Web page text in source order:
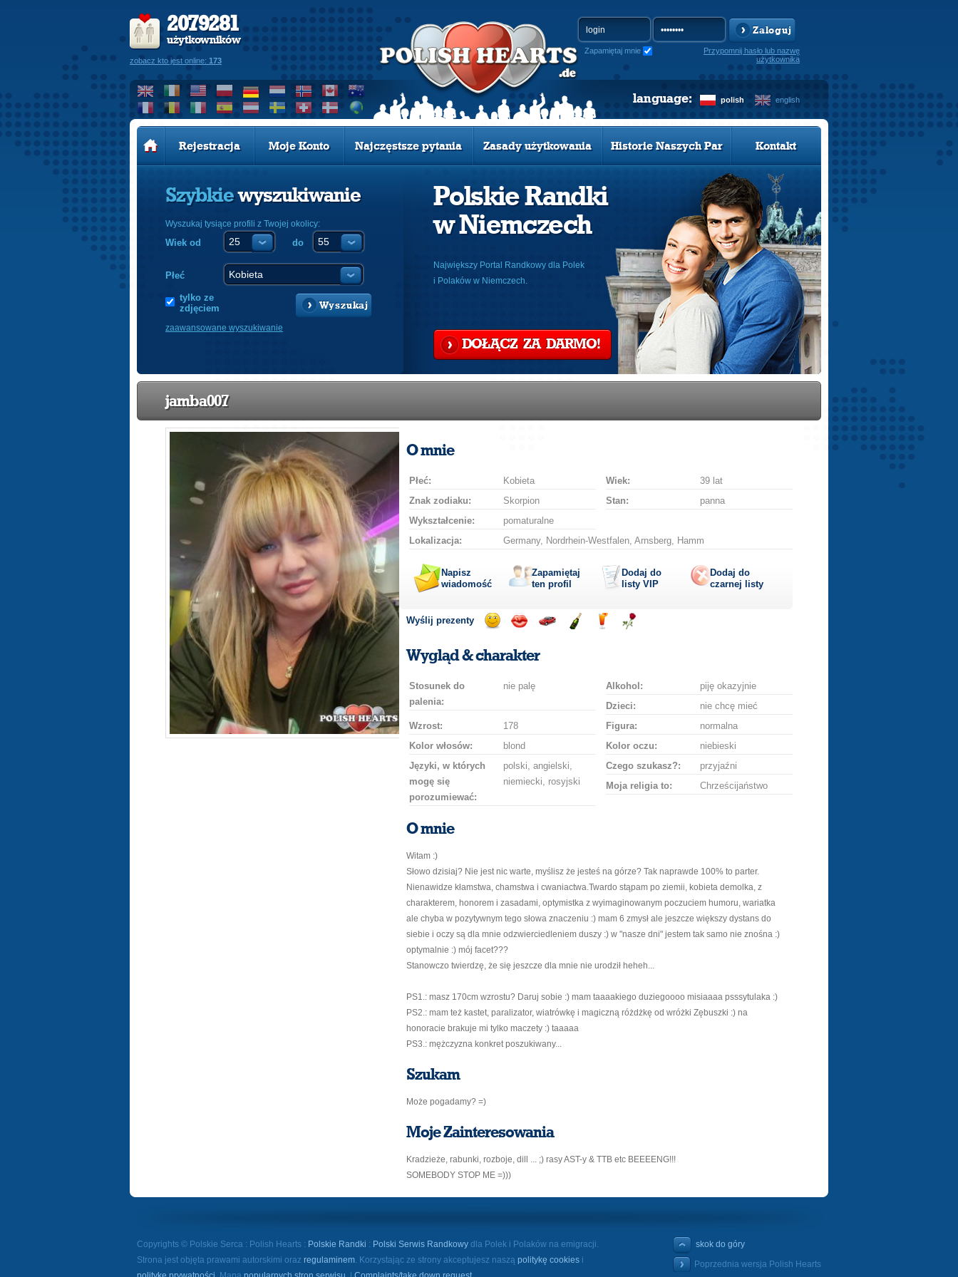
2079281
użytkowników
zobacz kto jest online: 173
Zaloguj
Zapamiętaj mnie
Przypomnij hasło lub nazwę
użytkownika
polish english
language:
Rejestracja Moje Konto Najczęstsze pytania Zasady użytkowania Historie Naszych Par Kontakt
Szybkiewyszukiwanie
Wyszukaj tysiące profili z Twojej okolicy:
Wiek od do
Płeć
tylko ze
zdjęciem
Wyszukaj
zaawansowane wyszukiwanie
Polskie Randki
w Niemczech
Największy Portal Randkowy dla Polek
i Polaków w Niemczech.
DOŁĄCZ ZA DARMO!
jamba007
O mnie
Płeć: Kobieta Wiek:
39 lat
Znak zodiaku:
Skorpion Stan:
panna
Wykształcenie:
pomaturalne
Lokalizacja:
Germany, Nordrhein-Westfalen, Arnsberg, Hamm
Napisz
wiadomość
Zapamiętaj
ten profil
Dodaj do
listy VIP
Dodaj do
czarnej listy
Wyślij prezenty
uśmiechbuziaka
Wygląd & charakter
Stosunek do
palenia:
nie palę Alkohol:
piję okazyjnie
Dzieci:
nie chcę mieć
Wzrost:
178 Figura:
normalna
Kolor włosów:
blond Kolor oczu:
niebieski
Języki, w których
mogę się
porozumiewać:
polski, angielski,
niemiecki, rosyjski
Czego szukasz?:
przyjaźni
Moja religia to:
Chrześcijaństwo
O mnie
Witam :)
Słowo dzisiaj? Nie jest nic warte, myślisz że jesteś na górze? Tak naprawde 100% to parter.
Nienawidze kłamstwa, chamstwa i cwaniactwa.Twardo stąpam po ziemii, kobieta demolka, z
charakterem, honorem i zasadami, optymistka z wyimaginowanym poczuciem humoru, wariatka
ale chyba w pozytywnym tego słowa znaczeniu :) mam 6 zmysł ale jeszcze większy dystans do
siebie i oczy są dla mnie odzwierciedleniem duszy :) w "nasze dni" jestem tak samo nie znośna :)
optymalnie :) mój facet???
Stanowczo twierdzę, że się jeszcze dla mnie nie urodził heheh...
PS1.: masz 170cm wzrostu? Daruj sobie :) mam taaaakiego duziegoooo misiaaaa psssytulaka :)
PS2.: mam też kastet, paralizator, wiatrówkę i magiczną różdżkę od wróżki Zębuszki :) na
honoracie brakuje mi tylko maczety :) taaaaa
PS3.: mężczyzna konkret poszukiwany...
Szukam
Może pogadamy? =)
Moje Zainteresowania
Kradzieże, rabunki, rozboje, dill ... ;) rasy AST-y & TTB etc BEEEENG!!!
SOMEBODY STOP ME =)))
Copyrights © Polskie Serca : Polish Hearts : Polskie Randki : Polski Serwis Randkowy dla Polek i Polaków na emigracji.
Strona jest objęta prawami autorskimi oraz regulaminem. Korzystając ze strony akceptujesz naszą politykę cookies i
skok do góry
Poprzednia wersja Polish Hearts